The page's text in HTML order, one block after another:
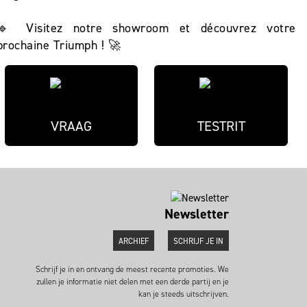
Visitez notre showroom et découvrez votre
Triumph ! 🚀
VRAAG TESTRIT
Newsletter
ARCHIEF SCHRIJF JE IN
Schrijf je in en ontvang de meest recente promoties. We
zullen je informatie niet delen met een derde partij en je
kan je steeds uitschrijven.